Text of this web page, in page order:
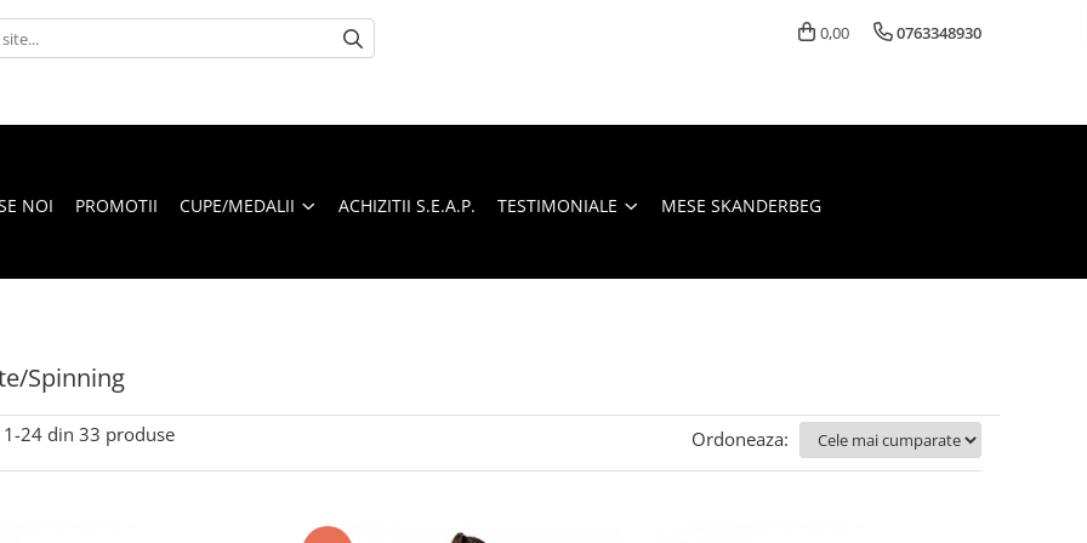
0,00 0763348930
NOI PROMOTII CUPE/MEDALII ACHIZITII S.E.A.P. TESTIMONIALE MESE SKANDERBEG
Spinning
1-24 din 33 produse Ordoneaza: